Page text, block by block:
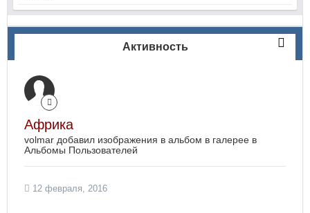
Активность
Африка
volmar добавил изображения в альбом в галерее в
Альбомы Пользователей
12 февраля, 2016